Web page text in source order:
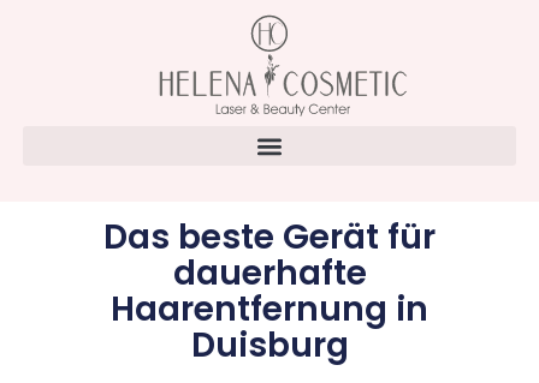
Das beste Gerät für
dauerhafte
Haarentfernung in
Duisburg